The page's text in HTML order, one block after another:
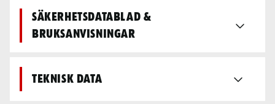
Säkerhetsdatablad &
bruksanvisningar
Teknisk data